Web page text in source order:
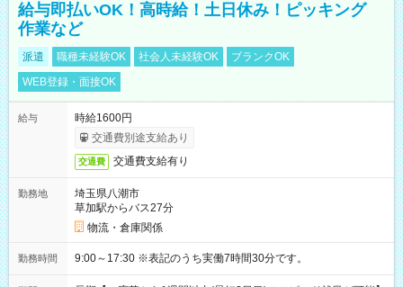
給与即払いOK！高時給！土日休み！ピッキング
作業など
派遣 職種未経験OK 社会人未経験OK
ブランクOK
WEB登録・面接OK
給与
時給1600円
交通費別途支給あり
交通費 交通費支給有り
勤務地
埼玉県八潮市
草加駅からバス27分
物流・倉庫関係
勤務時間 9:00～17:30 ※表記のうち実働7時間30分です。